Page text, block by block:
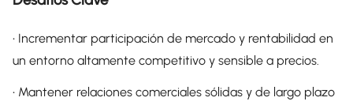
• Incrementar participación de mercado y rentabilidad en
un entorno altamente competitivo y sensible a precios.
• Mantener relaciones comerciales sólidas y de largo plazo